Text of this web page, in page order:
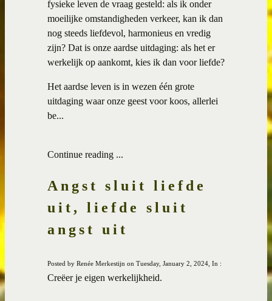
fysieke leven de vraag gesteld: als ik onder
moeilijke omstandigheden verkeer, kan ik dan
nog steeds liefdevol, harmonieus en vredig
zijn? Dat is onze aardse uitdaging: als het er
werkelijk op aankomt, kies ik dan voor liefde?
Het aardse leven is in wezen één grote
uitdaging waar onze geest voor koos, allerlei
be...
Continue reading ...
Angst sluit liefde
uit, liefde sluit
angst uit
Posted by Renée Merkestijn on Tuesday, January 2, 2024, In :
Creëer je eigen werkelijkheid.